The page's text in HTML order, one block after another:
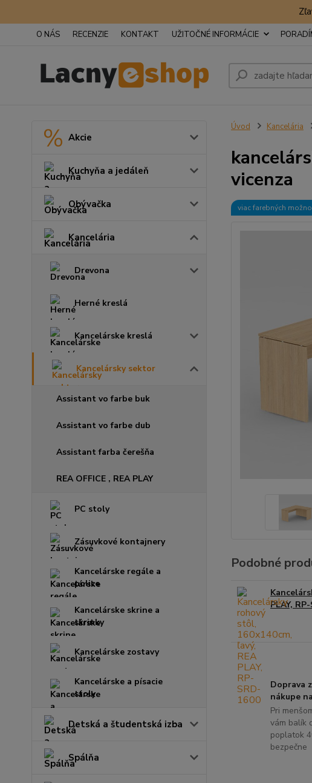
O NÁS RECENZIE KONTAKT UŽITOČNÉ INFORMÁCIE
Akcie
Kuchyňa a jedáleň
Obývačka
Kancelária
Drevona
Herné kreslá
Kancelárske kreslá
Kancelársky sektor
Assistant vo farbe buk
Assistant vo farbe dub
Assistant farba čerešňa
REA OFFICE , REA PLAY
PC stoly
Zásuvkové kontajnery
Kancelárske regále a
police
Kancelárske skrine a
skrinky
Kancelárske zostavy
Kancelárske a písacie
stoly
Detská a študentská izba
Spálňa
Úvod Kancelária
vicenza
viac farebných
Podobné
PLAY,
Doprava
nákupe
Pri
vám balík
poplatok
bezpečne